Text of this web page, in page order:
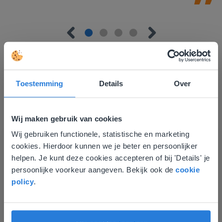
Toestemming Details Over
Wij maken gebruik van cookies
Wij gebruiken functionele, statistische en marketing
cookies. Hierdoor kunnen we je beter en persoonlijker
helpen. Je kunt deze cookies accepteren of bij 'Details' je
persoonlijke voorkeur aangeven. Bekijk ook de cookie
policy.
Groep 8, Blok 9, Week 3, Les 11
Les
Deze website komt niet
overeen met je locatie
Gezien je locatie, denken we dat je misschien
liever naar de website voor English gaat. Hier
English
Nederland